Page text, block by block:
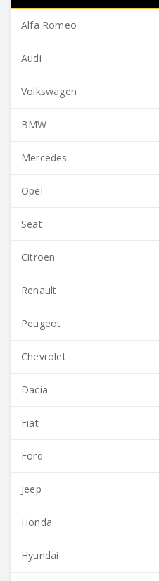
Alfa Romeo
Audi
Volkswagen
BMW
Mercedes
Opel
Seat
Citroen
Renault
Peugeot
Chevrolet
Dacia
Fiat
Ford
Jeep
Honda
Hyundai